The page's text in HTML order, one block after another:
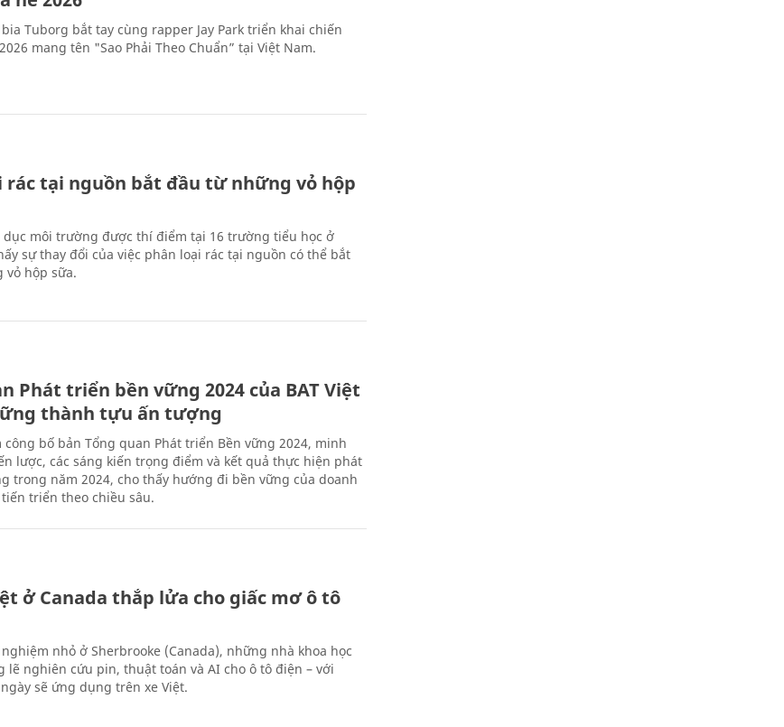
Tuborg bắt tay cùng rapper Jay Park triển khai chiến
mang tên "Sao Phải Theo Chuẩn” tại Việt Nam.
rác tại nguồn bắt đầu từ những vỏ hộp
dục môi trường được thí điểm tại 16 trường tiểu học ở
sự thay đổi của việc phân loại rác tại nguồn có thể bắt
hộp sữa.
Phát triển bền vững 2024 của BAT Việt
thành tựu ấn tượng
công bố bản Tổng quan Phát triển Bền vững 2024, minh
lược, các sáng kiến trọng điểm và kết quả thực hiện phát
trong năm 2024, cho thấy hướng đi bền vững của doanh
triển theo chiều sâu.
ở Canada thắp lửa cho giấc mơ ô tô
nhỏ ở Sherbrooke (Canada), những nhà khoa học
lẽ nghiên cứu pin, thuật toán và AI cho ô tô điện – với
sẽ ứng dụng trên xe Việt.